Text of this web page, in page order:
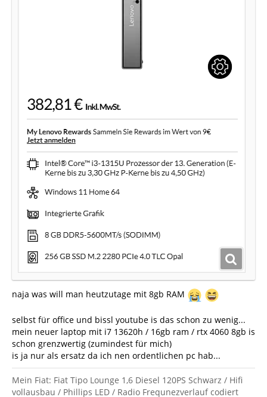
naja was will man heutzutage mit 8gb RAM
selbst für office und bissl youtube is das schon zu wenig...
mein neuer laptop mit i7 13620h / 16gb ram / rtx 4060 8gb is
schon grenzwertig (zumindest für mich)
is ja nur als ersatz da ich nen ordentlichen pc hab...
Mein Fiat: Fiat Tipo Lounge 1,6 Diesel 120PS Schwarz / Hifi
vollausbau / Phillips LED / Radio Frequnezverlauf codiert